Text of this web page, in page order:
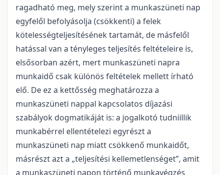
ragadható meg, mely szerint a munkaszüneti nap
egyfelől befolyásolja (csökkenti) a felek
kötelességteljesítésének tartamát, de másfelől
hatással van a tényleges teljesítés feltételeire is,
elsősorban azért, mert munkaszüneti napra
munkaidő csak különös feltételek mellett írható
elő. De ez a kettősség meghatározza a
munkaszüneti nappal kapcsolatos díjazási
szabályok dogmatikáját is: a jogalkotó tudniillik
munkabérrel ellentételezi egyrészt a
munkaszüneti nap miatt csökkenő munkaidőt,
másrészt azt a „teljesítési kellemetlenséget”, amit
a munkaszüneti napon történő munkavégzés